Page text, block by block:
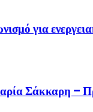
για
Σάκκαρη